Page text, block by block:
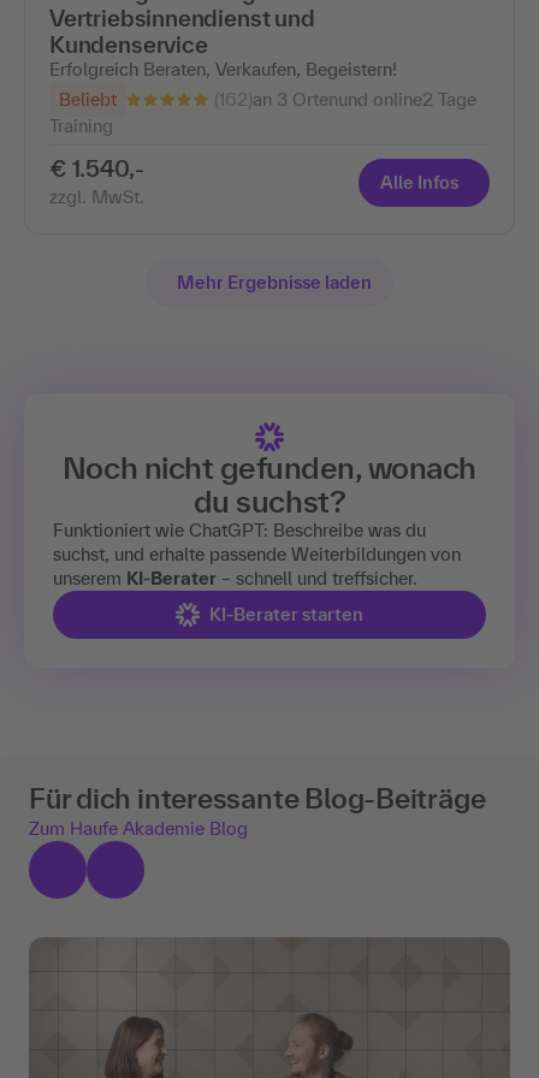
Vertriebsinnendienst und
Kundenservice
Erfolgreich Beraten, Verkaufen, Begeistern!
Beliebt
(162)an 3 Ortenund online2 Tage
Training
€ 1.540,-
zzgl. MwSt.
Alle Infos
Mehr Ergebnisse laden
Noch nicht gefunden, wonach
du suchst?
Funktioniert wie ChatGPT: Beschreibe was du
suchst, und erhalte passende Weiterbildungen von
unserem KI-Berater – schnell und treffsicher.
KI-Berater starten
Für dich interessante Blog-Beiträge
Zum Haufe Akademie Blog